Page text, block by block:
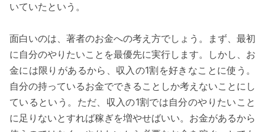
いていたという。
面白いのは、著者のお金への考え方でしょう。まず、最初
に自分のやりたいことを最優先に実行します。しかし、お
金には限りがあるから、収入の1割を好きなことに使う。
自分の持っているお金でできることしか考えないことにし
ているという。ただ、収入の1割では自分のやりたいこと
に足りないとすれば稼ぎを増やせばいい。お金があるから